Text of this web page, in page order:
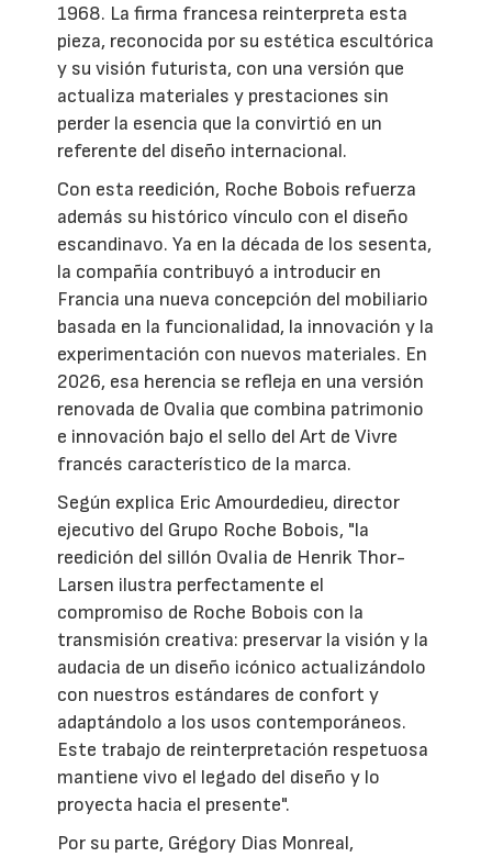
1968. La firma francesa reinterpreta esta
pieza, reconocida por su estética escultórica
y su visión futurista, con una versión que
actualiza materiales y prestaciones sin
perder la esencia que la convirtió en un
referente del diseño internacional.
Con esta reedición, Roche Bobois refuerza
además su histórico vínculo con el diseño
escandinavo. Ya en la década de los sesenta,
la compañía contribuyó a introducir en
Francia una nueva concepción del mobiliario
basada en la funcionalidad, la innovación y la
experimentación con nuevos materiales. En
2026, esa herencia se refleja en una versión
renovada de Ovalia que combina patrimonio
e innovación bajo el sello del Art de Vivre
francés característico de la marca.
Según explica Eric Amourdedieu, director
ejecutivo del Grupo Roche Bobois, "la
reedición del sillón Ovalia de Henrik Thor-
Larsen ilustra perfectamente el
compromiso de Roche Bobois con la
transmisión creativa: preservar la visión y la
audacia de un diseño icónico actualizándolo
con nuestros estándares de confort y
adaptándolo a los usos contemporáneos.
Este trabajo de reinterpretación respetuosa
mantiene vivo el legado del diseño y lo
proyecta hacia el presente".
Por su parte, Grégory Dias Monreal,